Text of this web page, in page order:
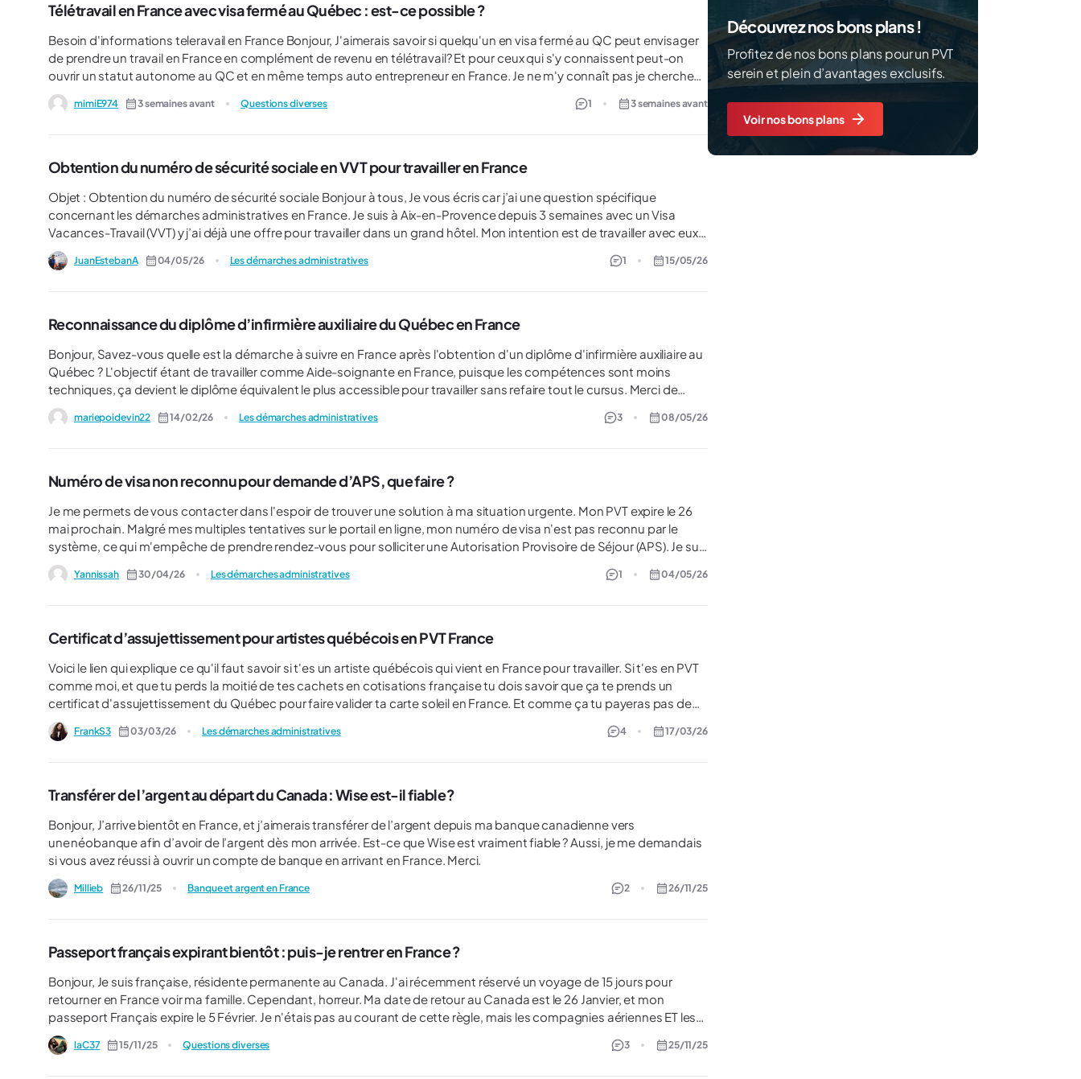
Télétravail en France avec visa fermé au Québec : est-ce possible ?
Besoin d'informations teleravail en France Bonjour, J'aimerais savoir si quelqu'un en visa fermé au QC peut envisager
de prendre un travail en France en complément de revenu en télétravail? Et pour ceux qui s'y connaissent peut-on
ouvrir un statut autonome au QC et en même temps auto entrepreneur en France. Je ne m'y connaît pas je cherche
juste des infos alors si vous avez des pistes ce serait très apprécié.
mimiE974 3 semaines avant Questions diverses 1 3 semaines avant
Obtention du numéro de sécurité sociale en VVT pour travailler en France
Objet : Obtention du numéro de sécurité sociale Bonjour à tous, Je vous écris car j’ai une question spécifique
concernant les démarches administratives en France. Je suis à Aix-en-Provence depuis 3 semaines avec un Visa
Vacances-Travail (VVT) y j’ai déjà une offre pour travailler dans un grand hôtel. Mon intention est de travailler avec eux
pendant toute la durée de mon séjour (presque un an), mais je m’inquiète au sujet du numéro de sécurité sociale et de
la limitation de temps avec un même employeur. J’ai lu que ce visa est souvent exclu des droits à l’assurance maladie
(NIR) pour régulariser ma situation professionnelle.
JuanEstebanA 04/05/26 Les démarches administratives 1 15/05/26
Reconnaissance du diplôme d’infirmière auxiliaire du Québec en France
Bonjour, Savez-vous quelle est la démarche à suivre en France après l'obtention d'un diplôme d'infirmière auxiliaire au
Québec ? L'objectif étant de travailler comme Aide-soignante en France, puisque les compétences sont moins
techniques, ça devient le diplôme équivalent le plus accessible pour travailler sans refaire tout le cursus. Merci de
votre aide précieuse :)
mariepoidevin22 14/02/26 Les démarches administratives 3 08/05/26
Numéro de visa non reconnu pour demande d’APS, que faire ?
Je me permets de vous contacter dans l'espoir de trouver une solution à ma situation urgente. Mon PVT expire le 26
mai prochain. Malgré mes multiples tentatives sur le portail en ligne, mon numéro de visa n'est pas reconnu par le
système, ce qui m'empêche de prendre rendez-vous pour solliciter une Autorisation Provisoire de Séjour (APS). ​Je suis
arrivée en France le 11 avril dernier et je me suis déplacée en préfecture(78) peu après pour remplir un formulaire de
demande de rendez-vous. Malheureusement, je n'ai reçu aucun retour à ce jour. Face à l'imminence de l'échéance et
Yannissah 30/04/26 Les démarches administratives 1 04/05/26
Certificat d’assujettissement pour artistes québécois en PVT France
Voici le lien qui explique ce qu'il faut savoir si t'es un artiste québécois qui vient en France pour travailler. Si t'es en PVT
comme moi, et que tu perds la moitié de tes cachets en cotisations française tu dois savoir que ça te prends un
certificat d'assujettissement du Québec pour faire valider ta carte soleil en France. Et comme ça tu payeras pas de
cotisations maladie et carte vitale sur tes cachets etc. Je met ça ici car personne m'a dit comment faire en cherchant
de l'aide sur ça en France. Et comme les artistes sont rares dans les pvtistes Québec-France j'espère éclaircir
de l'Adisq: https://www.adisq.com/wp-content/uploads/2025/10/guide-pratique-tournees-spectacles-musique-
FrankS3 03/03/26 Les démarches administratives 4 17/03/26
Transférer de l’argent au départ du Canada : Wise est-il fiable ?
Bonjour, J’arrive bientôt en France, et j’aimerais transférer de l’argent depuis ma banque canadienne vers
une néobanque afin d’avoir de l’argent dès mon arrivée. Est-ce que Wise est vraiment fiable ? Aussi, je me demandais
si vous avez réussi à ouvrir un compte de banque en arrivant en France. Merci.
Millieb 26/11/25 Banque et argent en France 2 26/11/25
Passeport français expirant bientôt : puis-je rentrer en France ?
Bonjour, Je suis française, résidente permanente au Canada. J'ai récemment réservé un voyage de 15 jours pour
retourner en France voir ma famille. Cependant, horreur. Ma date de retour au Canada est le 26 Janvier, et mon
passeport Français expire le 5 Février. Je n'étais pas au courant de cette règle, mais les compagnies aériennes ET les
sites gouvernementaux nous mettent en garde en disant que pour Voyage en France, les voyageurs ont besoin d'un
passeport valide pendant au moins 3 mois après la sortie du voyageur de France. J'ai vérifié sur le site du
laC37 15/11/25 Questions diverses 3 25/11/25
Découvrez nos bons plans !
Profitez de nos bons plans pour un PVT
serein et plein d’avantages exclusifs.
Voir nos bons plans